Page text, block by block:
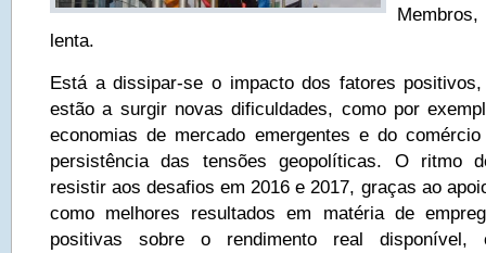
lenta.
Está a dissipar-se o impacto dos fatores
estão a surgir novas dificuldades, como por
economias de mercado emergentes e do
persistência das tensões geopolíticas. O ritmo
resistir aos desafios em 2016 e 2017, graças ao
como melhores resultados em matéria de
positivas sobre o rendimento real disponível,